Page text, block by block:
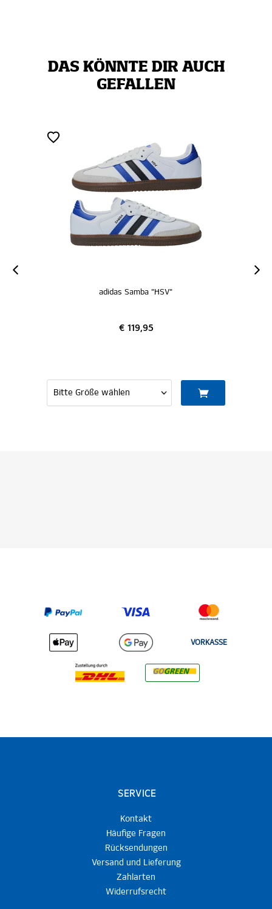
DAS KÖNNTE DIR AUCH
GEFALLEN
adidas Samba "HSV"
€ 119,95
VORKASSE
SERVICE
Kontakt
Häufige Fragen
Rücksendungen
Versand und Lieferung
Zahlarten
Widerrufsrecht